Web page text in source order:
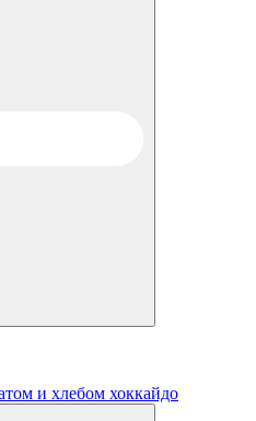
и хлебом хоккайдо